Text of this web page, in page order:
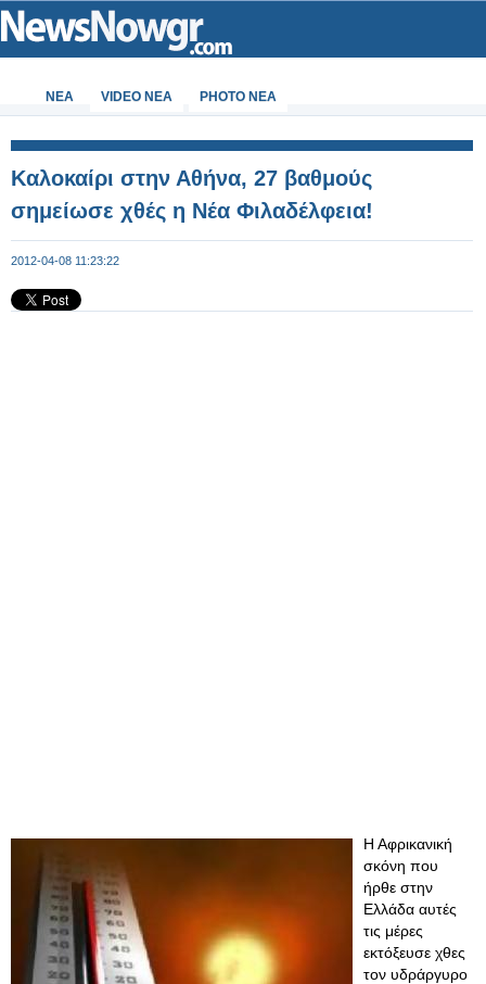
ΝΕΑ VIDEO NEA PHOTO NEA
Καλοκαίρι στην Αθήνα, 27 βαθμούς
σημείωσε χθές η Νέα Φιλαδέλφεια!
2012-04-08 11:23:22
Η Αφρικανική
σκόνη που
ήρθε στην
Ελλάδα αυτές
τις μέρες
εκτόξευσε χθες
τον υδράργυρο